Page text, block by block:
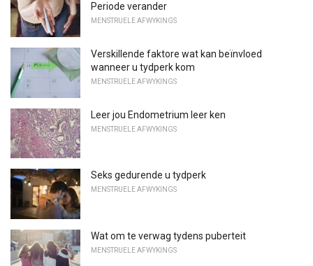
Periode verander
MENSTRUELE AFWYKINGS
Verskillende faktore wat kan beïnvloed
wanneer u tydperk kom
MENSTRUELE AFWYKINGS
Leer jou Endometrium leer ken
MENSTRUELE AFWYKINGS
Seks gedurende u tydperk
MENSTRUELE AFWYKINGS
Wat om te verwag tydens puberteit
MENSTRUELE AFWYKINGS